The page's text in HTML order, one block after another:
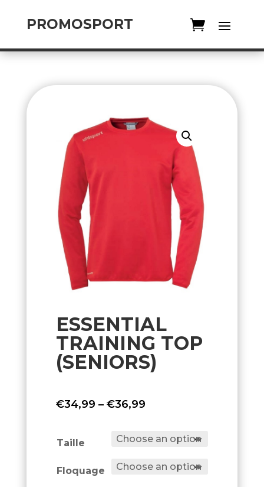
PROMOSPORT
ESSENTIAL
TRAINING TOP
(SENIORS)
€34,99 – €36,99Price
€34,99
€36,99
Taille
Floquage